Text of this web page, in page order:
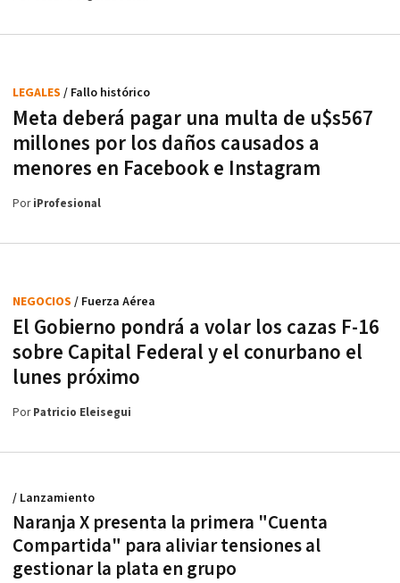
Meta deberá pagar una multa de u$s567
millones por los daños causados a
menores en Facebook e Instagram
LEGALES / Fallo histórico
PoriProfesional
El Gobierno pondrá a volar los cazas F-16
sobre Capital Federal y el conurbano el
lunes próximo
NEGOCIOS / Fuerza Aérea
PorPatricio Eleisegui
Naranja X presenta la primera "Cuenta
Compartida" para aliviar tensiones al
gestionar la plata en grupo
/ Lanzamiento